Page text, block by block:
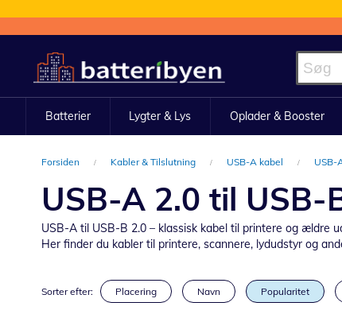
to
Content
Batterier Lygter & Lys Oplader & Booster
Forsiden Kabler & Tilslutning USB-A kabel USB-
USB-A 2.0 til USB-
USB-A til USB-B 2.0 – klassisk kabel til printere og ældre
Her finder du kabler til printere, scannere, lydudstyr og
Sorter efter: Placering Navn Popularitet